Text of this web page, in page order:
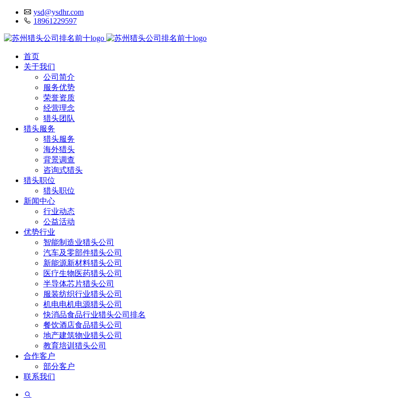
ysd@ysdhr.com
18961229597
首页
关于我们
公司简介
服务优势
荣誉资质
经营理念
猎头团队
猎头服务
猎头服务
海外猎头
背景调查
咨询式猎头
猎头职位
猎头职位
新闻中心
行业动态
公益活动
优势行业
智能制造业猎头公司
汽车及零部件猎头公司
新能源新材料猎头公司
医疗生物医药猎头公司
半导体芯片猎头公司
服装纺织行业猎头公司
机电电机电源猎头公司
快消品食品行业猎头公司排名
餐饮酒店食品猎头公司
地产建筑物业猎头公司
教育培训猎头公司
合作客户
部分客户
联系我们